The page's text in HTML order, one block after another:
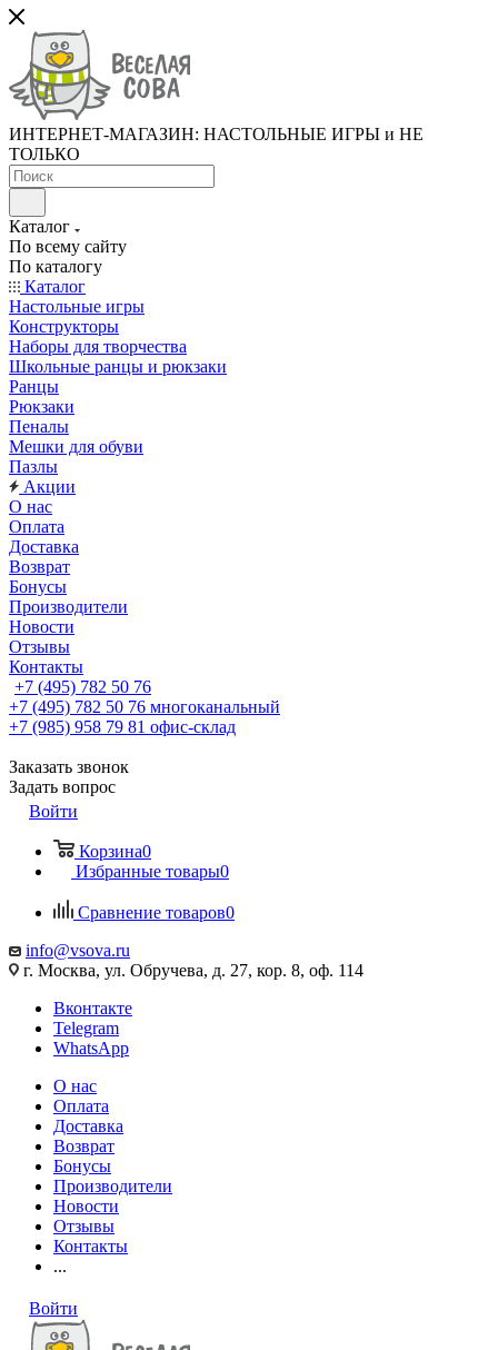
ИНТЕРНЕТ-МАГАЗИН: НАСТОЛЬНЫЕ ИГРЫ и НЕ
ТОЛЬКО
Каталог
По всему сайту
По каталогу
Каталог
Настольные игры
Конструкторы
Наборы для творчества
Школьные ранцы и рюкзаки
Ранцы
Рюкзаки
Пеналы
Мешки для обуви
Пазлы
Акции
О нас
Оплата
Доставка
Возврат
Бонусы
Производители
Новости
Отзывы
Контакты
+7 (495) 782 50 76
+7 (495) 782 50 76 многоканальный
+7 (985) 958 79 81 офис-склад
Заказать звонок
Задать вопрос
Войти
Корзина0
Избранные товары0
Сравнение товаров0
info@vsova.ru
г. Москва, ул. Обручева, д. 27, кор. 8, оф. 114
Вконтакте
Telegram
WhatsApp
О нас
Оплата
Доставка
Возврат
Бонусы
Производители
Новости
Отзывы
Контакты
...
Войти